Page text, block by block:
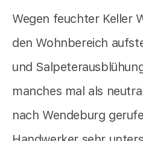
Wegen feuchter Keller
den Wohnbereich
und
manches mal als
nach Wendeburg